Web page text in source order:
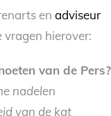
en adviseur
vragen hierover:
van de Pers?
nadelen
van de kat